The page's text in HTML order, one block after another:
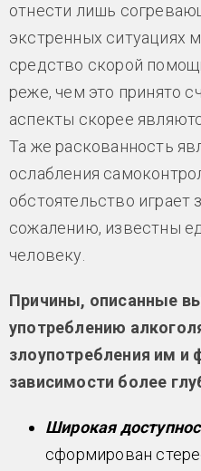
отнести лишь
экстренных ситуациях
средство скорой
реже, чем это принято
аспекты скорее
Та же раскованность
ослабления
обстоятельство
сожалению, известны
человеку.
Причины, описанные
употреблению
злоупотребления им и
зависимости более
Широкая
сформирован